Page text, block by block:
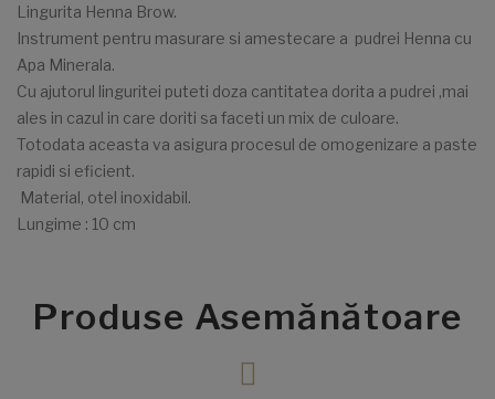
Lingurita Henna Brow.
Instrument pentru masurare si amestecare a pudrei Henna cu
Apa Minerala.
Cu ajutorul linguritei puteti doza cantitatea dorita a pudrei ,mai
ales in cazul in care doriti sa faceti un mix de culoare.
Totodata aceasta va asigura procesul de omogenizare a paste
rapidi si eficient.
Material, otel inoxidabil.
Lungime : 10 cm
Produse Asemănătoare